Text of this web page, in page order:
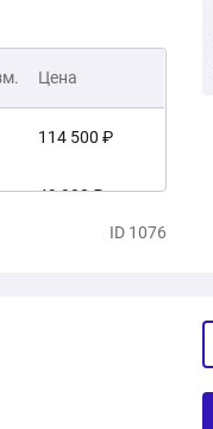
Цена
114 500 ₽
49 900 ₽
ID 1076